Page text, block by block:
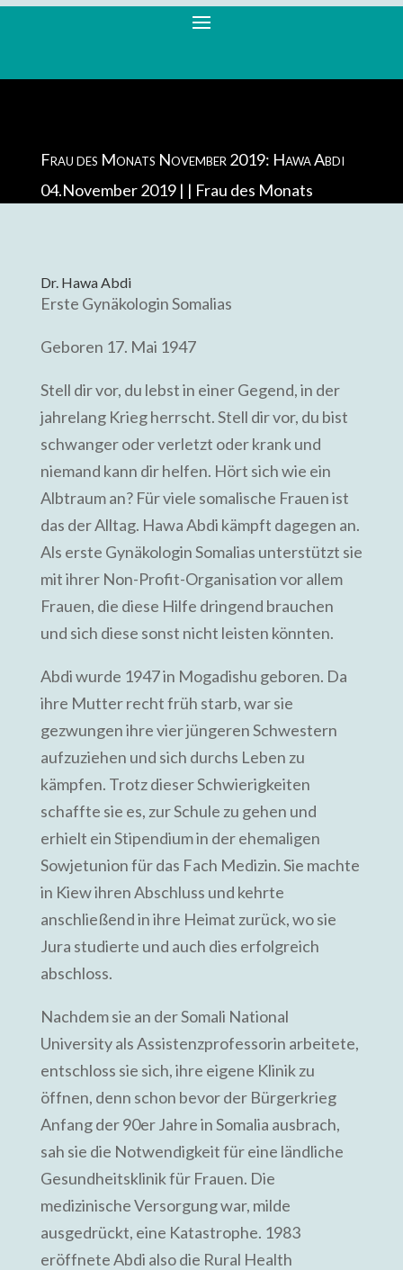
Frau des Monats November 2019: Hawa Abdi
04.November 2019 |
Frau des Monats
Dr. Hawa Abdi
Erste Gynäkologin Somalias
Geboren 17. Mai 1947
Stell dir vor, du lebst in einer Gegend, in der
jahrelang Krieg herrscht. Stell dir vor, du bist
schwanger oder verletzt oder krank und
niemand kann dir helfen. Hört sich wie ein
Albtraum an? Für viele somalische Frauen ist
das der Alltag. Hawa Abdi kämpft dagegen an.
Als erste Gynäkologin Somalias unterstützt sie
mit ihrer Non-Profit-Organisation vor allem
Frauen, die diese Hilfe dringend brauchen
und sich diese sonst nicht leisten könnten.
Abdi wurde 1947 in Mogadishu geboren. Da
ihre Mutter recht früh starb, war sie
gezwungen ihre vier jüngeren Schwestern
aufzuziehen und sich durchs Leben zu
kämpfen. Trotz dieser Schwierigkeiten
schaffte sie es, zur Schule zu gehen und
erhielt ein Stipendium in der ehemaligen
Sowjetunion für das Fach Medizin. Sie machte
in Kiew ihren Abschluss und kehrte
anschließend in ihre Heimat zurück, wo sie
Jura studierte und auch dies erfolgreich
abschloss.
Nachdem sie an der Somali National
University als Assistenzprofessorin arbeitete,
entschloss sie sich, ihre eigene Klinik zu
öffnen, denn schon bevor der Bürgerkrieg
Anfang der 90er Jahre in Somalia ausbrach,
sah sie die Notwendigkeit für eine ländliche
Gesundheitsklinik für Frauen. Die
medizinische Versorgung war, milde
ausgedrückt, eine Katastrophe. 1983
eröffnete Abdi also die Rural Health